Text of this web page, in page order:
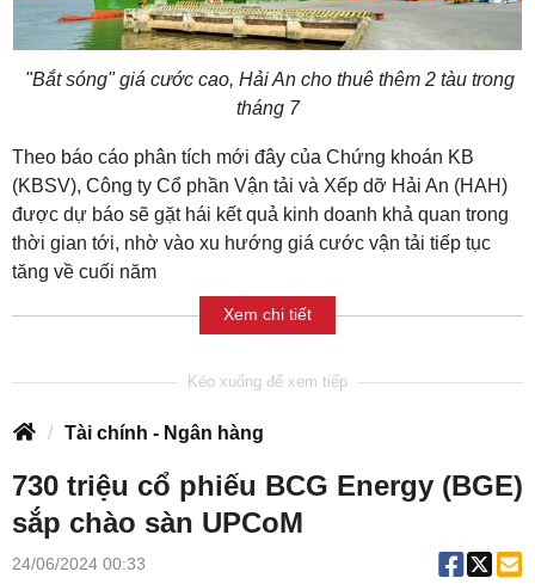
"Bắt sóng" giá cước cao, Hải An cho thuê thêm 2 tàu trong
tháng 7
Theo báo cáo phân tích mới đây của Chứng khoán KB
(KBSV), Công ty Cổ phần Vận tải và Xếp dỡ Hải An (HAH)
được dự báo sẽ gặt hái kết quả kinh doanh khả quan trong
thời gian tới, nhờ vào xu hướng giá cước vận tải tiếp tục
tăng về cuối năm
Xem chi tiết
Tài chính - Ngân hàng
730 triệu cổ phiếu BCG Energy (BGE)
sắp chào sàn UPCoM
24/06/2024 00:33